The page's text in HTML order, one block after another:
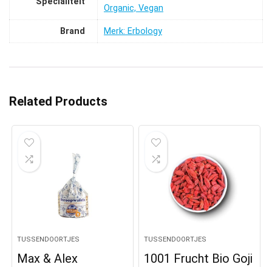
Organic, Vegan
Brand Merk: Erbology
Related Products
TUSSENDOORTJES
Max & Alex
TUSSENDOORTJES
1001 Frucht Bio Goji